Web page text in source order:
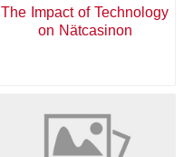
The Impact of Technology
on Nätcasinon